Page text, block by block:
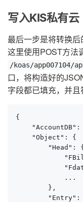
写入KIS私有云
最后一步是将转换后
这里使用POST方法
/koas/app007104/
口，将构造好的
字段都已填充，并且
{
"AccountDB":
    "Object": {
"Head":
            ...
        },
"Entry":